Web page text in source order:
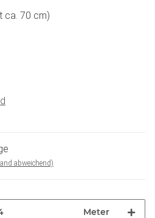
ca. 70 cm)
abweichend)
Meter